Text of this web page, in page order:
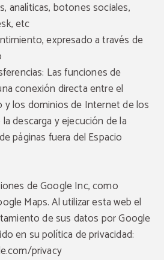
analíticas, botones sociales,
etc
expresado a través de
Las funciones de
conexión directa entre el
y los dominios de Internet de los
descarga y ejecución de la
páginas fuera del Espacio
de Google Inc, como
Maps. Al utilizar esta web el
de sus datos por Google
en su política de privacidad:
privacy
gratuito a piscinas
MÁS DE TU ESTANCIA
de más de 2 noches te invitamos a
de las piscinas locales durante tu
Un extra perfecto para hacer tu
escapada aún más especial.
RESERVAR
LA RIOJA
del Vino de la Rioja
Oriental
DIFERENTE E ÚNICA PARA DESCUBRIR
SINGULARES Y ALTERNATIVAS.